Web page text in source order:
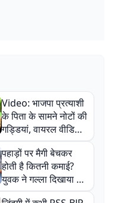
Video: भाजपा प्रत्याशी
के पिता के सामने नोटों की
गड्डियां, वायरल वीडियो
से राजनीति में उबाल,
अजित महतो बोले- TMC
की गंदी चाल
पहाड़ों पर मैगी बेचकर
होती है कितनी कमाई?
युवक ने गल्ला दिखाया तो
नौकरी वालों के खड़े हो गए